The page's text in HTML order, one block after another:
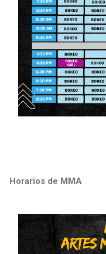
Horarios de MMA